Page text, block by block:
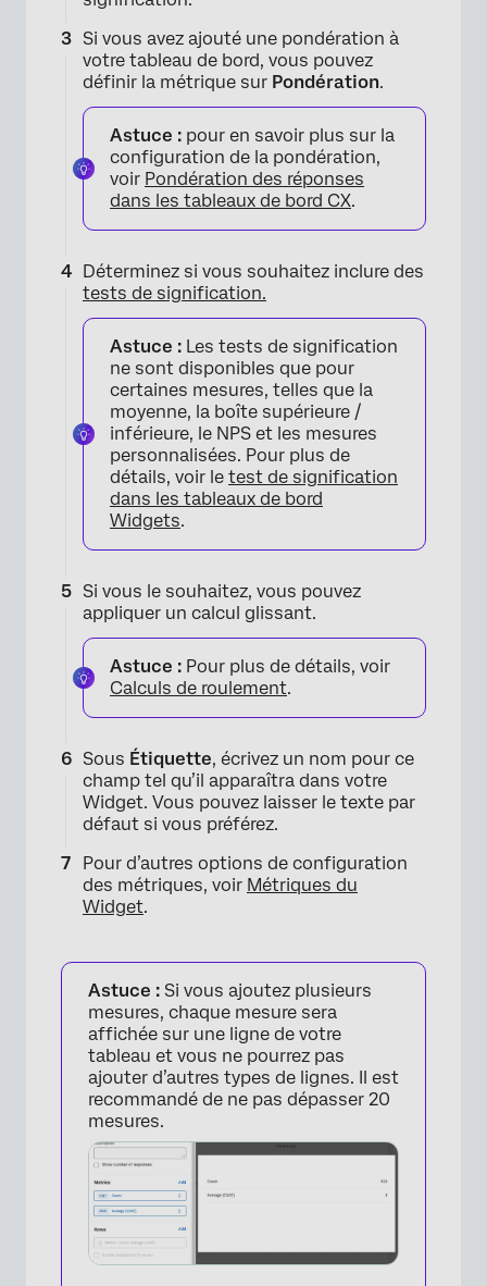
×
×
Si vous avez ajouté une pondération à
votre tableau de bord, vous pouvez
définir la métrique sur Pondération.
Astuce : pour en savoir plus sur la
configuration de la pondération,
voir Pondération des réponses
dans les tableaux de bord CX.
Déterminez si vous souhaitez inclure des
tests de signification.
Astuce : Les tests de signification
ne sont disponibles que pour
certaines mesures, telles que la
moyenne, la boîte supérieure /
inférieure, le NPS et les mesures
personnalisées. Pour plus de
détails, voir le test de signification
dans les tableaux de bord
Widgets.
Si vous le souhaitez, vous pouvez
appliquer un calcul glissant.
Astuce : Pour plus de détails, voir
Calculs de roulement.
Sous Étiquette, écrivez un nom pour ce
champ tel qu’il apparaîtra dans votre
Widget. Vous pouvez laisser le texte par
défaut si vous préférez.
Pour d’autres options de configuration
des métriques, voir Métriques du
Widget.
Astuce : Si vous ajoutez plusieurs
mesures, chaque mesure sera
affichée sur une ligne de votre
tableau et vous ne pourrez pas
ajouter d’autres types de lignes. Il est
recommandé de ne pas dépasser 20
mesures.